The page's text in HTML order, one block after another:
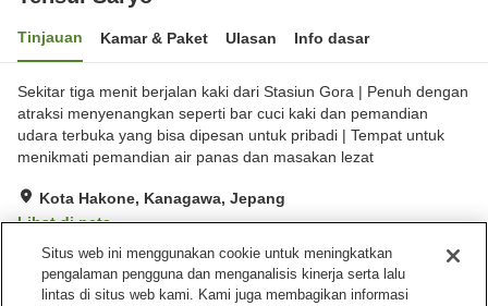
Tinjauan Kamar & Paket Ulasan Info dasar
Sekitar tiga menit berjalan kaki dari Stasiun Gora | Penuh dengan
atraksi menyenangkan seperti bar cuci kaki dan pemandian
udara terbuka yang bisa dipesan untuk pribadi | Tempat untuk
menikmati pemandian air panas dan masakan lezat
Kota Hakone, Kanagawa, Jepang
Lihat di peta
Sangat baik Ulasan: 359
Situs web ini menggunakan cookie untuk meningkatkan
pengalaman pengguna dan menganalisis kinerja serta lalu
lintas di situs web kami. Kami juga membagikan informasi